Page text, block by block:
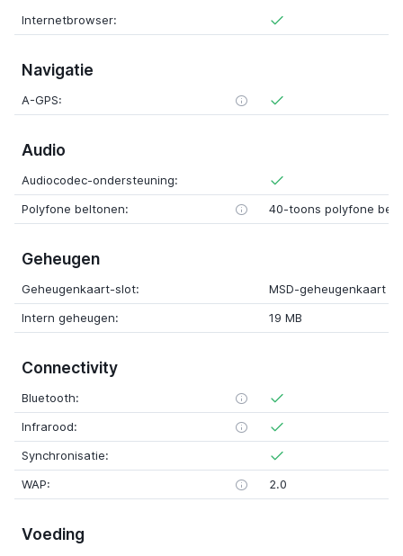
Internetbrowser:
Navigatie
A-GPS:
Audio
Audiocodec-ondersteuning:
Polyfone beltonen:
40-toons polyfone
Geheugen
Geheugenkaart-slot:
MSD-geheugenkaart
Intern geheugen:
19 MB
Connectivity
Bluetooth:
Infrarood:
Synchronisatie:
WAP:
2.0
Voeding